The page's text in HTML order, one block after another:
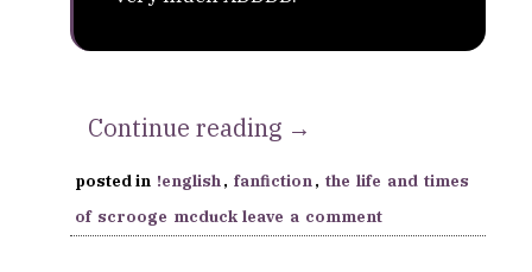
Continue reading “[The
and
Times
→
posted in !english, fanfiction, the life and times
of scrooge mcduck leave a comment